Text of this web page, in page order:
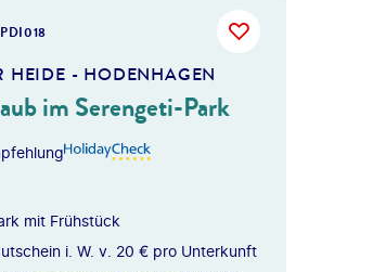
PDI018
HEIDE - HODENHAGEN
im Serengeti-Park
mit Frühstück
i. W. v. 20 € pro Unterkunft